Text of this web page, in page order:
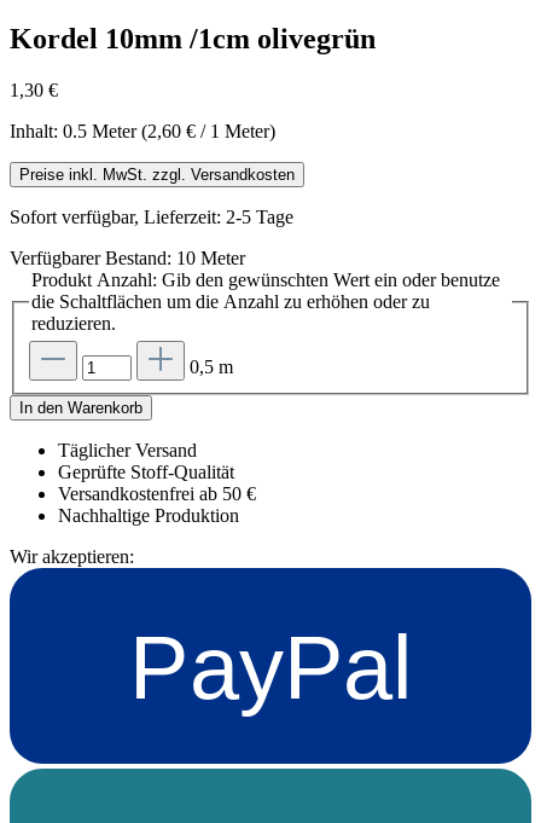
Kordel 10mm /1cm olivegrün
1,30 €
Inhalt: 0.5 Meter(2,60 € / 1 Meter)
Preise inkl. MwSt. zzgl. Versandkosten
Sofort verfügbar, Lieferzeit: 2-5 Tage
Verfügbarer Bestand: 10 Meter
Produkt Anzahl: Gib den gewünschten Wert ein oder benutze
die Schaltflächen um die Anzahl zu erhöhen oder zu
reduzieren.
0,5 m
In den Warenkorb
Täglicher Versand
Geprüfte Stoff-Qualität
Versandkostenfrei ab 50 €
Nachhaltige Produktion
Wir akzeptieren:
PayPal